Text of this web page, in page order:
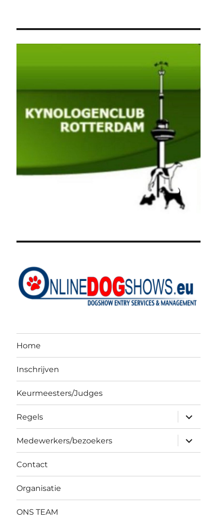
Home
Inschrijven
Keurmeesters/Judges
Regels
expand
child
menu
Medewerkers/bezoekers
expand
child
menu
Contact
Organisatie
ONS TEAM